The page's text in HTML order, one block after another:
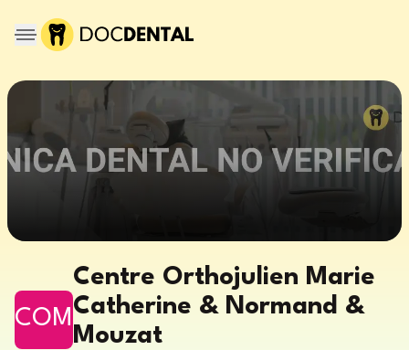
COM
Centre Orthojulien Marie
Catherine & Normand &
Mouzat